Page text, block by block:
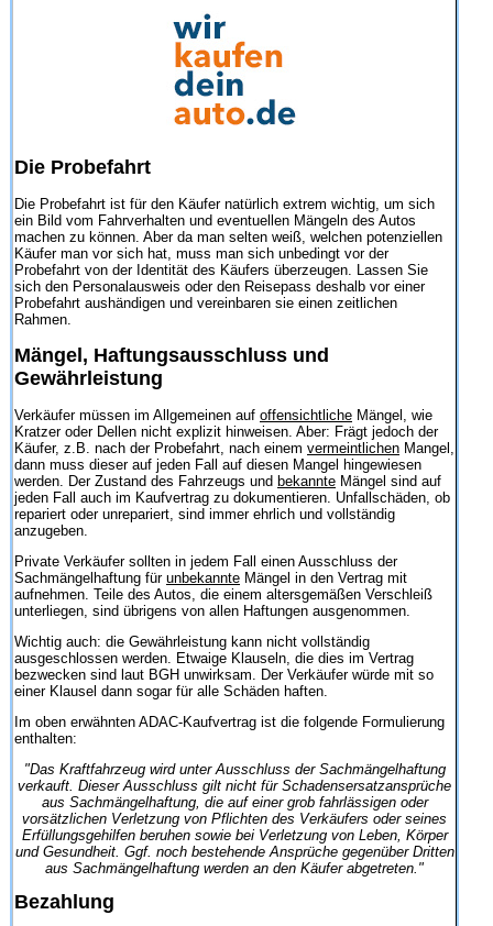
Die Probefahrt
Die Probefahrt ist für den Käufer natürlich extrem wichtig, um sich
ein Bild vom Fahrverhalten und eventuellen Mängeln des Autos
machen zu können. Aber da man selten weiß, welchen potenziellen
Käufer man vor sich hat, muss man sich unbedingt vor der
Probefahrt von der Identität des Käufers überzeugen. Lassen Sie
sich den Personalausweis oder den Reisepass deshalb vor einer
Probefahrt aushändigen und vereinbaren sie einen zeitlichen
Rahmen.
Mängel, Haftungsausschluss und
Gewährleistung
Verkäufer müssen im Allgemeinen auf offensichtliche Mängel, wie
Kratzer oder Dellen nicht explizit hinweisen. Aber: Frägt jedoch der
Käufer, z.B. nach der Probefahrt, nach einem vermeintlichen Mangel,
dann muss dieser auf jeden Fall auf diesen Mangel hingewiesen
werden. Der Zustand des Fahrzeugs und bekannte Mängel sind auf
jeden Fall auch im Kaufvertrag zu dokumentieren. Unfallschäden, ob
repariert oder unrepariert, sind immer ehrlich und vollständig
anzugeben.
Private Verkäufer sollten in jedem Fall einen Ausschluss der
Sachmängelhaftung für unbekannte Mängel in den Vertrag mit
aufnehmen. Teile des Autos, die einem altersgemäßen Verschleiß
unterliegen, sind übrigens von allen Haftungen ausgenommen.
Wichtig auch: die Gewährleistung kann nicht vollständig
ausgeschlossen werden. Etwaige Klauseln, die dies im Vertrag
bezwecken sind laut BGH unwirksam. Der Verkäufer würde mit so
einer Klausel dann sogar für alle Schäden haften.
Im oben erwähnten ADAC-Kaufvertrag ist die folgende Formulierung
enthalten:
"Das Kraftfahrzeug wird unter Ausschluss der Sachmängelhaftung
verkauft. Dieser Ausschluss gilt nicht für Schadensersatzansprüche
aus Sachmängelhaftung, die auf einer grob fahrlässigen oder
vorsätzlichen Verletzung von Pflichten des Verkäufers oder seines
Erfüllungsgehilfen beruhen sowie bei Verletzung von Leben, Körper
und Gesundheit. Ggf. noch bestehende Ansprüche gegenüber Dritten
aus Sachmängelhaftung werden an den Käufer abgetreten."
Bezahlung